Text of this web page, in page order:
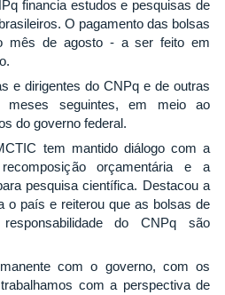
financia estudos e pesquisas de
O pagamento das bolsas
mês de agosto - a ser feito em
e dirigentes do CNPq e de outras
meses seguintes, em meio ao
do governo federal.
tem mantido diálogo com a
orçamentária e a
pesquisa científica. Destacou a
o país e reiterou que as bolsas de
do CNPq são
com o governo, com os
com a perspectiva de